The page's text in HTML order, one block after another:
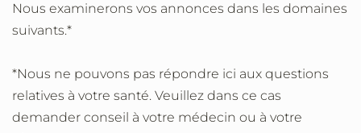
Nous examinerons vos annonces dans les domaines
suivants.*
*Nous ne pouvons pas répondre ici aux questions
relatives à votre santé. Veuillez dans ce cas
demander conseil à votre médecin ou à votre